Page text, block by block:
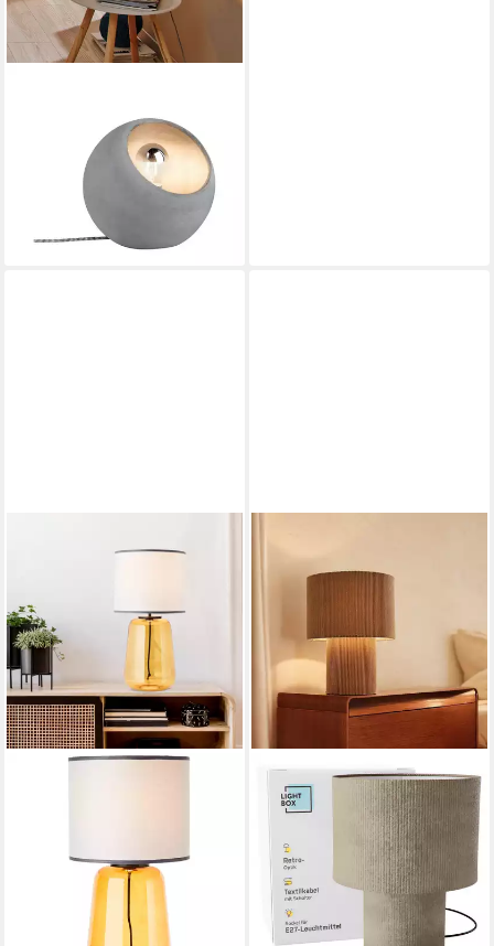
max.1x20W E27 Grau 230V
Beton, ohne Leuchtmittel
UVP 79,49 €
lieferbar - in 2-3 Werktagen bei dir